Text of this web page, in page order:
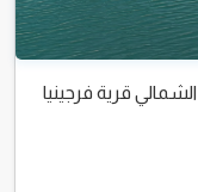
قرية فرجينيا